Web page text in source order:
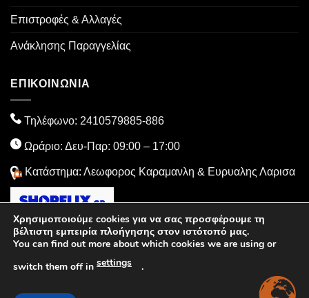
Επιστροφές & Αλλαγές
Ανάκλησης Παραγγελίας
ΕΠΙΚΟΙΝΩΝΙΑ
Τηλέφωνο: 2410579885-886
Ωράριο: Δευ-Παρ: 09:00 – 17:00
Κατάστημα: Λεωφορος Καραμανλη & Ευρυαλης Λαρισα
Visa MasterCard
On
Χρησιμοποιούμε cookies για να σας προσφέρουμε τη
βέλτιστη εμπειρία πλοήγησης στον ιστότοπό μας.
You can find out more about which cookies we are using or
switch them off in settings .